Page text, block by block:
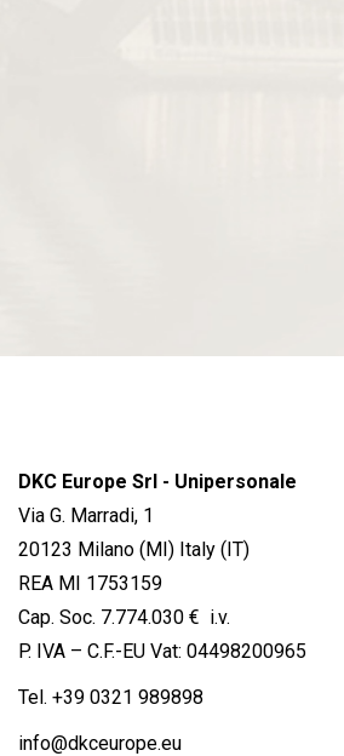
DKC Europe Srl - Unipersonale
Via G. Marradi, 1
20123 Milano (MI) Italy (IT)
REA MI 1753159
Cap. Soc. 7.774.030 € i.v.
P. IVA – C.F.-EU Vat: 04498200965
Tel. +39 0321 989898
info@dkceurope.eu